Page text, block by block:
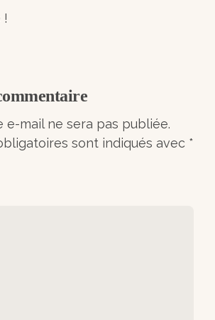
!
e-mail ne sera pas publiée.
sont indiqués avec *